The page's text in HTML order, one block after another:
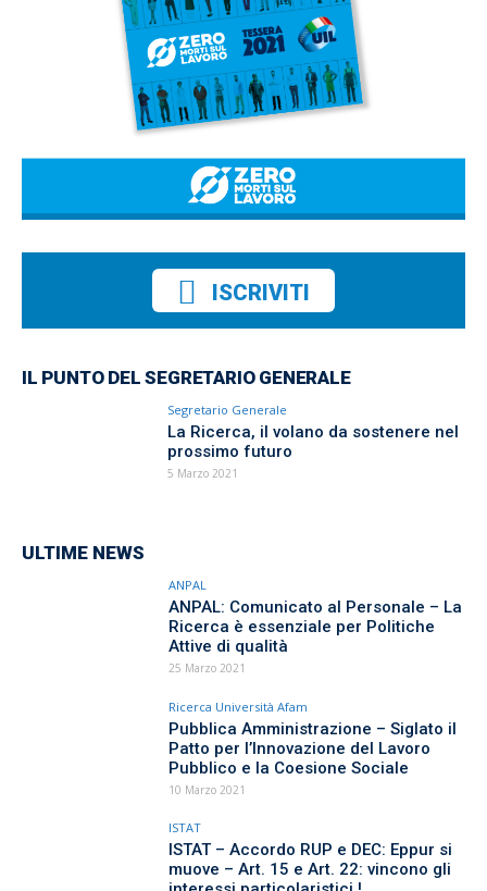
ISCRIVITI
IL PUNTO DEL SEGRETARIO GENERALE
Segretario Generale
La Ricerca, il volano da sostenere nel
prossimo futuro
5 Marzo 2021
ULTIME NEWS
ANPAL
ANPAL: Comunicato al Personale – La
Ricerca è essenziale per Politiche
Attive di qualità
25 Marzo 2021
Ricerca Università Afam
Pubblica Amministrazione – Siglato il
Patto per l’Innovazione del Lavoro
Pubblico e la Coesione Sociale
10 Marzo 2021
ISTAT
ISTAT – Accordo RUP e DEC: Eppur si
muove – Art. 15 e Art. 22: vincono gli